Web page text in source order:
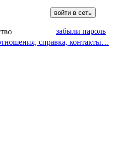
забыли пароль
справка, контакты…